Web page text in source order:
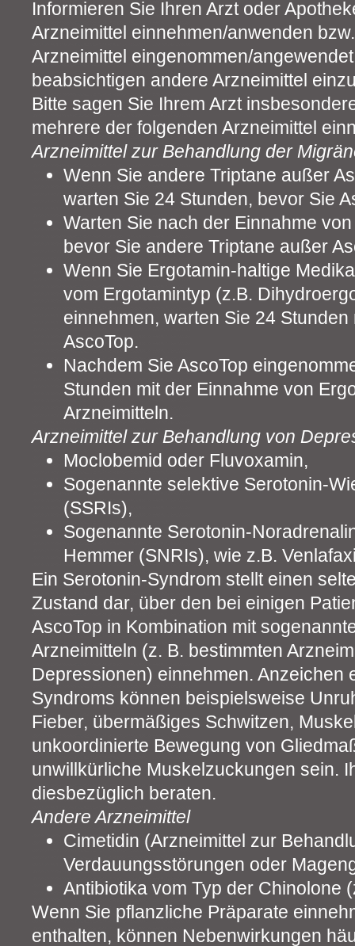
Informieren Sie Ihren Arzt oder
Arzneimittel einnehmen/anwenden
Arzneimittel eingenommen/
beabsichtigen andere Arzneimittel
Bitte sagen Sie Ihrem Arzt
mehrere der folgenden Arzneimittel
Arzneimittel zur Behandlung der
Wenn Sie andere Triptane außer
warten Sie 24 Stunden, bevor Sie
Warten Sie nach der Einnahme
bevor Sie andere Triptane außer
Wenn Sie Ergotamin-haltige
vom Ergotamintyp (z.B.
einnehmen, warten Sie 24
AscoTop.
Nachdem Sie AscoTop
Stunden mit der Einnahme von
Arzneimitteln.
Arzneimittel zur Behandlung von
Moclobemid oder Fluvoxamin,
Sogenannte selektive Serotonin-
(SSRIs),
Sogenannte Serotonin-
Hemmer (SNRIs), wie z.B.
Ein Serotonin-Syndrom stellt einen
Zustand dar, über den bei einigen
AscoTop in Kombination mit
Arzneimitteln (z. B. bestimmten
Depressionen) einnehmen. Anzeichen
Syndroms können beispielsweise
Fieber, übermäßiges Schwitzen,
unkoordinierte Bewegung von
unwillkürliche Muskelzuckungen sein.
diesbezüglich beraten.
Andere Arzneimittel
Cimetidin (Arzneimittel zur
Verdauungsstörungen oder
Antibiotika vom Typ der Chinolone
Wenn Sie pflanzliche Präparate
enthalten, können Nebenwirkungen